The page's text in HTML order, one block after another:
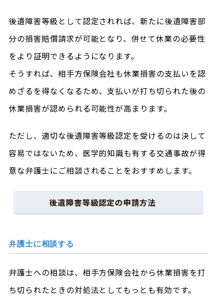
後遺障害等級として認定されれば、新たに後遺障害部
分の損害賠償請求が可能となり、併せて休業の必要性
をより証明できるようになります。
そうすれば、相手方保険会社も休業損害の支払いを認
めざるを得なくなるため、支払いが打ち切られた後の
休業損害が認められる可能性が高まります。
ただし、適切な後遺障害等級認定を受けるのは決して
容易ではないため、医学的知識も有する交通事故が得
意な弁護士にご相談されることをおすすめします。
後遺障害等級認定の申請方法
弁護士に相談する
弁護士への相談は、相手方保険会社から休業損害を打
ち切られたときの対処法としてもっとも有効です。